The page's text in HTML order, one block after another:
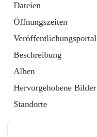
Dateien
Öffnungszeiten
Veröffentlichungsportal
Beschreibung
Alben
Hervorgehobene Bilder
Standorte